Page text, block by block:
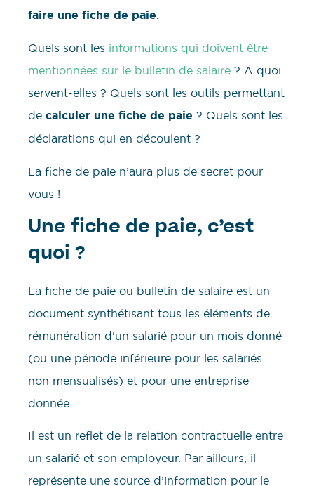
faire une fiche de paie
Quels sont les informations qui doivent être
mentionnées sur le bulletin de salaire ? A quoi
servent-elles ? Quels sont les outils permettant
de calculer une fiche de paie ? Quels sont les
déclarations qui en découlent ?
La fiche de paie n’aura plus de secret pour
vous !
Une fiche de paie, c’est
quoi ?
La fiche de paie ou bulletin de salaire est un
document synthétisant tous les éléments de
rémunération d’un salarié pour un mois donné
(ou une période inférieure pour les salariés
non mensualisés) et pour une entreprise
donnée.
Il est un reflet de la relation contractuelle entre
un salarié et son employeur. Par ailleurs, il
représente une source d’information pour le